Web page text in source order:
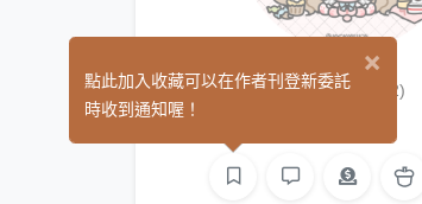
澀川 (2)
×
點此加入收藏可以在作者刊登新委託
時收到通知喔！